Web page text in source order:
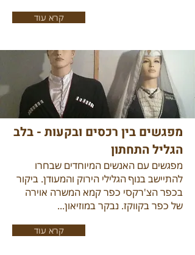
קרא עוד
מפגשים בין רכסים ובקעות - בלב
הגליל התחתון
מפגשים עם האנשים המיוחדים שבחרו
להתיישב בנוף הגלילי הירוק והמעודן. ביקור
בכפר הצ'רקסי כפר קמא המשרה אוירה
של כפר בקווקז. נבקר במוזיאון...
קרא עוד